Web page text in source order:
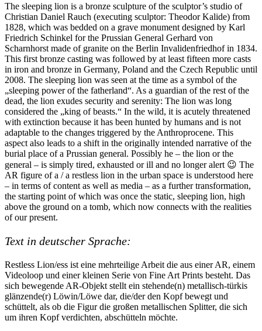
The sleeping lion is a bronze sculpture of the sculptor’s studio of
Christian Daniel Rauch (executing sculptor: Theodor Kalide) from
1828, which was bedded on a grave monument designed by Karl
Friedrich Schinkel for the Prussian General Gerhard von
Scharnhorst made of granite on the Berlin Invalidenfriedhof in 1834.
This first bronze casting was followed by at least fifteen more casts
in iron and bronze in Germany, Poland and the Czech Republic until
2008. The sleeping lion was seen at the time as a symbol of the
„sleeping power of the fatherland“. As a guardian of the rest of the
dead, the lion exudes security and serenity: The lion was long
considered the „king of beasts.“ In the wild, it is acutely threatened
with extinction because it has been hunted by humans and is not
adaptable to the changes triggered by the Anthroprocene. This
aspect also leads to a shift in the originally intended narrative of the
burial place of a Prussian general. Possibly he – the lion or the
general – is simply tired, exhausted or ill and no longer alert 😉 The
AR figure of a / a restless lion in the urban space is understood here
– in terms of content as well as media – as a further transformation,
the starting point of which was once the static, sleeping lion, high
above the ground on a tomb, which now connects with the realities
of our present.
Text in deutscher Sprache:
Restless Lion/ess ist eine mehrteilige Arbeit die aus einer AR, einem
Videoloop und einer kleinen Serie von Fine Art Prints besteht. Das
sich bewegende AR-Objekt stellt ein stehende(n) metallisch-türkis
glänzende(r) Löwin/Löwe dar, die/der den Kopf bewegt und
schüttelt, als ob die Figur die großen metallischen Splitter, die sich
um ihren Kopf verdichten, abschütteln möchte.